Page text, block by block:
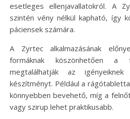
esetleges ellenjavallatokról. A
szintén vény nélkül kapható, így
páciensek számára.
A Zyrtec alkalmazásának
formáknak köszönhetően a
megtalálhatják az
készítményt. Például a
könnyebben bevehető, míg a
vagy szirup lehet praktikusabb.